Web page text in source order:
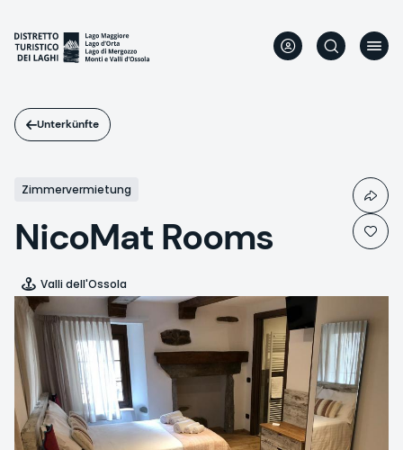
Inhalt
Unterkünfte
Zimmervermietung
NicoMat Rooms
Valli dell'Ossola